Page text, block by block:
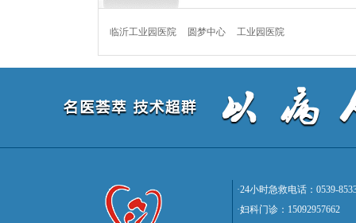
临沂工业园医院 圆梦中心 工业园医院
·24小时急救电话：0539-
·妇科门诊：15092957662